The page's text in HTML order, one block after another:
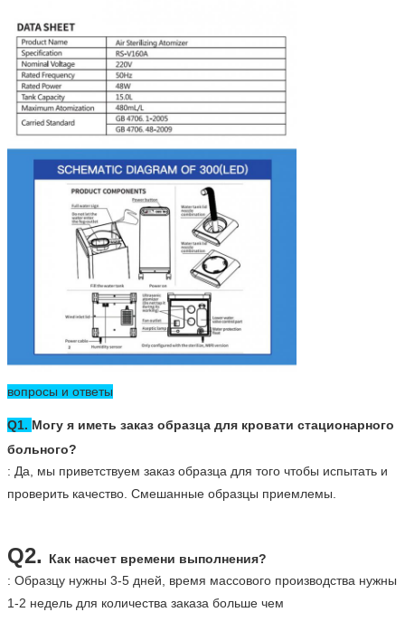
вопросы и ответы
Q1. Могу я иметь заказ образца для кровати стационарного
больного?
: Да, мы приветствуем заказ образца для того чтобы испытать и
проверить качество. Смешанные образцы приемлемы.
Q2.
Как насчет времени выполнения?
: Образцу нужны 3-5 дней, время массового производства нужны
1-2 недель для количества заказа больше чем